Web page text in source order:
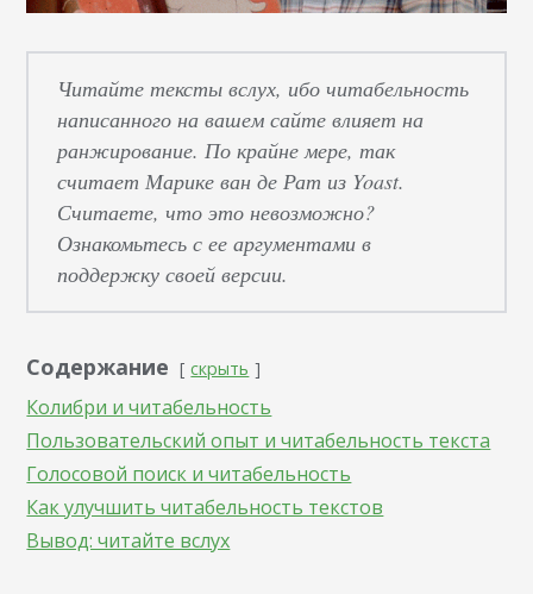
Читайте тексты вслух, ибо читабельность
написанного на вашем сайте влияет на
ранжирование. По крайне мере, так
считает Марике ван де Рат из Yoast.
Считаете, что это невозможно?
Ознакомьтесь с ее аргументами в
поддержку своей версии.
Содержание скрыть
Колибри и читабельность
Пользовательский опыт и читабельность текста
Голосовой поиск и читабельность
Как улучшить читабельность текстов
Вывод: читайте вслух